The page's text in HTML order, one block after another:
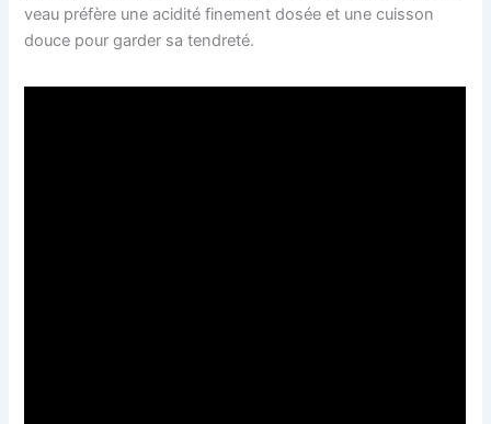
veau préfère une acidité finement dosée et une cuisson
douce pour garder sa tendreté.